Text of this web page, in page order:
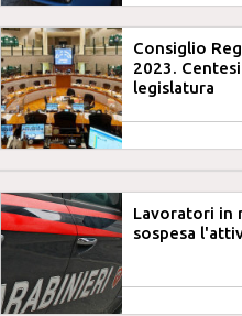
Consiglio
2023.
legislatura
Lavoratori in
sospesa